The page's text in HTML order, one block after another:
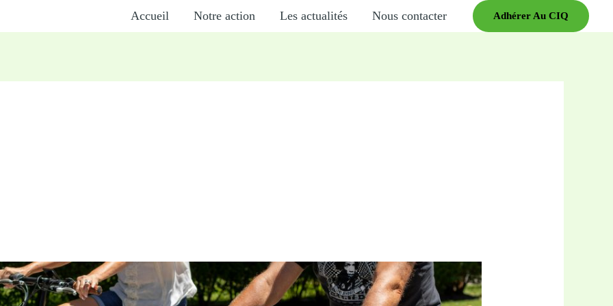
Accueil Notre action Les actualités Nous contacter Adhérer Au CIQ